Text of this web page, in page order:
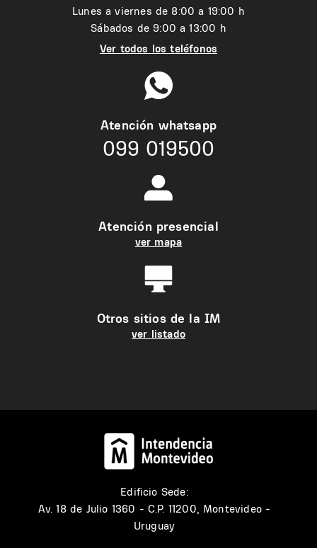
Lunes a viernes de 8:00 a 19:00 h
Sábados de 9:00 a 13:00 h
Ver todos los teléfonos
Atención whatsapp
099 019500
Atención presencial
ver mapa
Otros sitios de la IM
ver listado
Edificio Sede:
Av. 18 de Julio 1360 - C.P. 11200, Montevideo -
Uruguay